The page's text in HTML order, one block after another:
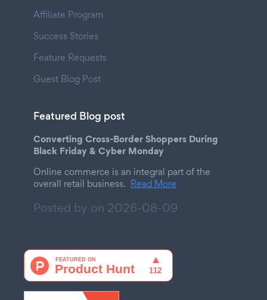
Affiliate Program
Success Stories
Feature Requests
Guest Blog Post
Featured Blog post
Converting Cross-Border Shoppers During
Black Friday & Cyber Monday
Online commerce is an integral part of the
overall retail business. Read More
Posted by on 2026-08-09